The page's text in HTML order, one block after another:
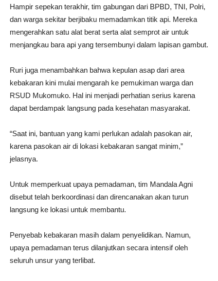
Hampir sepekan terakhir, tim gabungan dari BPBD, TNI, Polri,
dan warga sekitar berjibaku memadamkan titik api. Mereka
mengerahkan satu alat berat serta alat semprot air untuk
menjangkau bara api yang tersembunyi dalam lapisan gambut.
Ruri juga menambahkan bahwa kepulan asap dari area
kebakaran kini mulai mengarah ke pemukiman warga dan
RSUD Mukomuko. Hal ini menjadi perhatian serius karena
dapat berdampak langsung pada kesehatan masyarakat.
“Saat ini, bantuan yang kami perlukan adalah pasokan air,
karena pasokan air di lokasi kebakaran sangat minim,”
jelasnya.
Untuk memperkuat upaya pemadaman, tim Mandala Agni
disebut telah berkoordinasi dan direncanakan akan turun
langsung ke lokasi untuk membantu.
Penyebab kebakaran masih dalam penyelidikan. Namun,
upaya pemadaman terus dilanjutkan secara intensif oleh
seluruh unsur yang terlibat.